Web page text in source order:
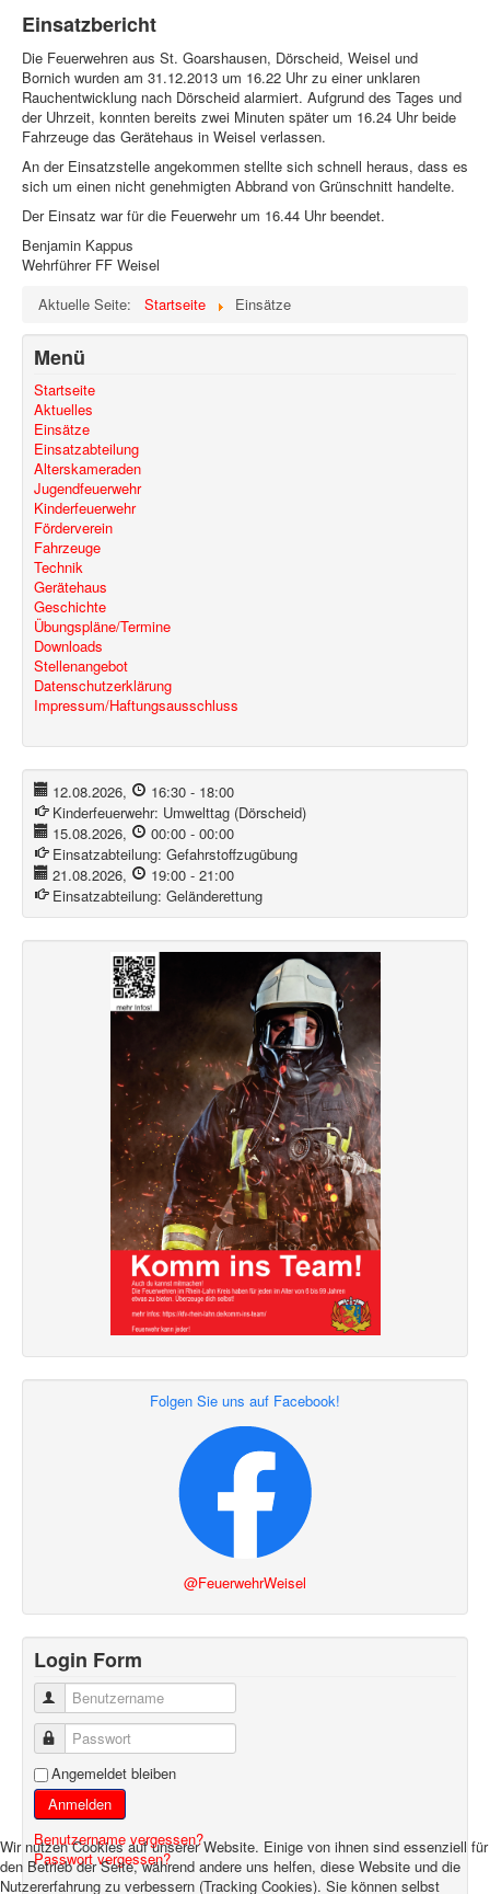
Einsatzbericht
Die Feuerwehren aus St. Goarshausen, Dörscheid, Weisel und
Bornich wurden am 31.12.2013 um 16.22 Uhr zu einer unklaren
Rauchentwicklung nach Dörscheid alarmiert. Aufgrund des Tages und
der Uhrzeit, konnten bereits zwei Minuten später um 16.24 Uhr beide
Fahrzeuge das Gerätehaus in Weisel verlassen.
An der Einsatzstelle angekommen stellte sich schnell heraus, dass es
sich um einen nicht genehmigten Abbrand von Grünschnitt handelte.
Der Einsatz war für die Feuerwehr um 16.44 Uhr beendet.
Benjamin Kappus
Wehrführer FF Weisel
Aktuelle Seite:
Startseite Einsätze
Menü
Startseite
Aktuelles
Einsätze
Einsatzabteilung
Alterskameraden
Jugendfeuerwehr
Kinderfeuerwehr
Förderverein
Fahrzeuge
Technik
Gerätehaus
Geschichte
Übungspläne/Termine
Downloads
Stellenangebot
Datenschutzerklärung
Impressum/Haftungsausschluss
12.08.2026, 16:30- 18:00
Kinderfeuerwehr: Umwelttag (Dörscheid)
15.08.2026, 00:00- 00:00
Einsatzabteilung:Gefahrstoffzugübung
21.08.2026, 19:00- 21:00
Einsatzabteilung:Geländerettung
Folgen Sie uns auf Facebook!
@FeuerwehrWeisel
Login Form
Benutzername
Passwort
Angemeldet bleiben
Anmelden
Benutzername vergessen?
Passwort vergessen?
Wir nutzen Cookies auf unserer Website. Einige von ihnen sind essenziell für
den Betrieb der Seite, während andere uns helfen, diese Website und die
Nutzererfahrung zu verbessern (Tracking Cookies). Sie können selbst